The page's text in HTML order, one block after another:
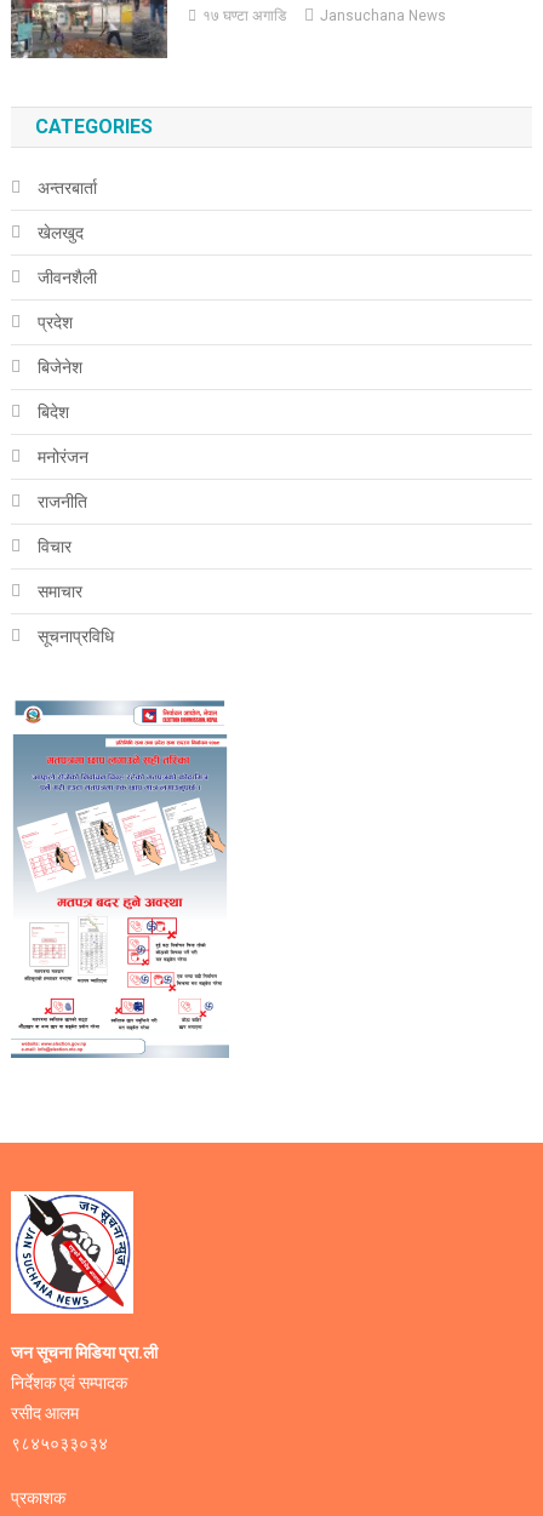
१७ घण्टा अगाडि Jansuchana News
CATEGORIES
अन्तरबार्ता
खेलखुद
जीवनशैली
प्रदेश
बिजेनेश
बिदेश
मनोरंजन
राजनीति
विचार
समाचार
सूचनाप्रविधि
जन सूचना मिडिया प्रा.ली
निर्देशक एवं सम्पादक
रसीद आलम
९८४५०३३०३४
प्रकाशक